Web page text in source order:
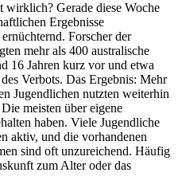
Gerade diese Woche
Ergebnisse
Forscher der
mehr als 400 australische
16 Jahren kurz vor und etwa
Verbots. Das Ergebnis: Mehr
Jugendlichen nutzten weiterhin
meisten über eigene
haben. Viele Jugendliche
aktiv, und die vorhandenen
sind oft unzureichend. Häufig
zum Alter oder das